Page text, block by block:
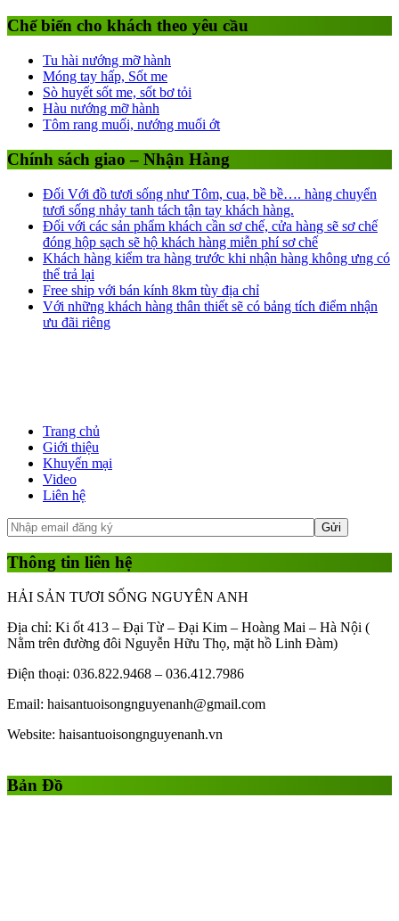
Chế biến cho khách theo yêu cầu
Tu hài nướng mỡ hành
Móng tay hấp, Sốt me
Sò huyết sốt me, sốt bơ tỏi
Hàu nướng mỡ hành
Tôm rang muối, nướng muối ớt
Chính sách giao – Nhận Hàng
Đối Với đồ tươi sống như Tôm, cua, bề bề…. hàng chuyển
tươi sống nhảy tanh tách tận tay khách hàng.
Đối với các sản phẩm khách cần sơ chế, cửa hàng sẽ sơ chế
đóng hộp sạch sẽ hộ khách hàng miễn phí sơ chế
Khách hàng kiểm tra hàng trước khi nhận hàng không ưng có
thể trả lại
Free ship với bán kính 8km tùy địa chỉ
Với những khách hàng thân thiết sẽ có bảng tích điểm nhận
ưu đãi riêng
Trang chủ
Giới thiệu
Khuyến mại
Video
Liên hệ
Thông tin liên hệ
HẢI SẢN TƯƠI SỐNG NGUYÊN ANH
Địa chỉ: Ki ốt 413 – Đại Từ – Đại Kim – Hoàng Mai – Hà Nội (
Nằm trên đường đôi Nguyễn Hữu Thọ, mặt hồ Linh Đàm)
Điện thoại: 036.822.9468 – 036.412.7986
Email: haisantuoisongnguyenanh@gmail.com
Website: haisantuoisongnguyenanh.vn
Bản Đồ